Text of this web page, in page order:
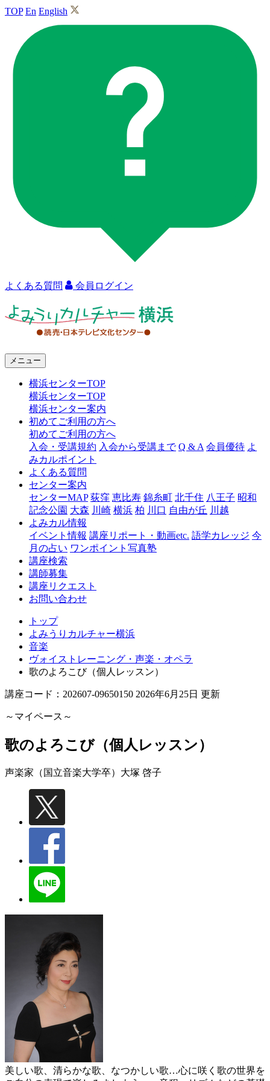
TOP En English
よくある質問 会員ログイン
ャ
浜
メニュー
横浜センターTOP
横浜センターTOP
横浜センター案内
初めてご利用の方へ
初めてご利用の方へ
入会・受講規約 入会から受講まで Q & A 会員優待 よ
みカルポイント
よくある質問
センター案内
センターMAP 荻窪 恵比寿 錦糸町 北千住 八王子 昭和
記念公園 大森 川崎 横浜 柏 川口 自由が丘 川越
よみカル情報
イベント情報 講座リポート・動画etc. 語学カレッジ 今
月の占い ワンポイント写真塾
講座検索
講師募集
講座リクエスト
お問い合わせ
トップ
よみうりカルチャー横浜
音楽
ヴォイストレーニング・声楽・オペラ
歌のよろこび（個人レッスン）
講座コード：202607-09650150 2026年6月25日 更新
～マイペース～
歌のよろこび（個人レッスン）
声楽家（国立音楽大学卒） 大塚 啓子
美しい歌、清らかな歌、なつかしい歌…心に咲く歌の世界を